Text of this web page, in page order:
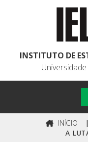
INSTITUTO DE
INÍCIO |
A